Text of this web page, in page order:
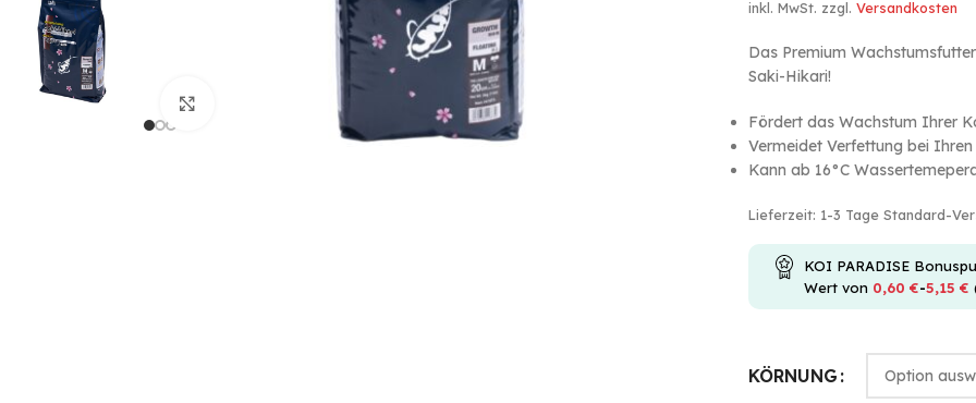
inkl. MwSt. zzgl. Versandkosten
Das Premium
Saki-Hikari!
Fördert das Wachstum Ihrer
Vermeidet Verfettung bei Ihren
Kann ab 16°C
Lieferzeit: 1-3 Tage Standard-
KOI PARADISE
Wert von 0,60 €-5,15 €
KÖRNUNG